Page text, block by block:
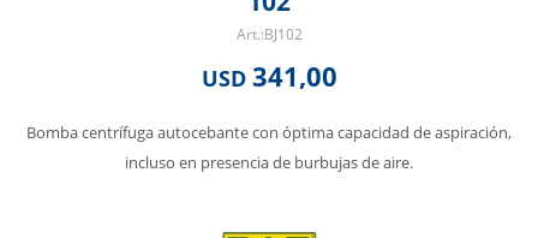
BJ102
USD 341,00
Bomba centrífuga autocebante con óptima capacidad de aspiración,
incluso en presencia de burbujas de aire.